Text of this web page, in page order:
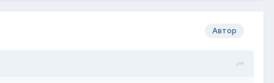
Автор